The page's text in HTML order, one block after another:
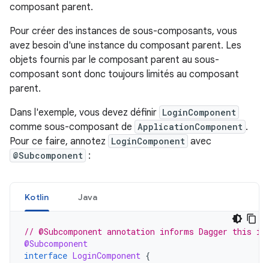
composant parent.
Pour créer des instances de sous-composants, vous
avez besoin d'une instance du composant parent. Les
objets fournis par le composant parent au sous-
composant sont donc toujours limités au composant
parent.
Dans l'exemple, vous devez définir LoginComponent
comme sous-composant de ApplicationComponent .
Pour ce faire, annotez LoginComponent avec
@Subcomponent :
Kotlin Java
// @Subcomponent annotation informs Dagger this
@Subcomponent
interface LoginComponent {